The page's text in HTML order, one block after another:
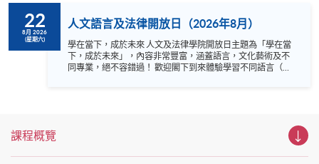
22
8月 2026
(星期六)
人文語言及法律開放日（2026年8月）
學在當下，成於未來 人文及法律學院開放日主題為「學在當
下，成於未來」，內容非常豐富，涵蓋語言，文化藝術及不
同專業，絕不容錯過！ 歡迎閣下到來體驗學習不同語言（包
坊、體驗課堂和豐富資訊講座。萬勿錯過是次活動，記得把
圖！
課程概覽